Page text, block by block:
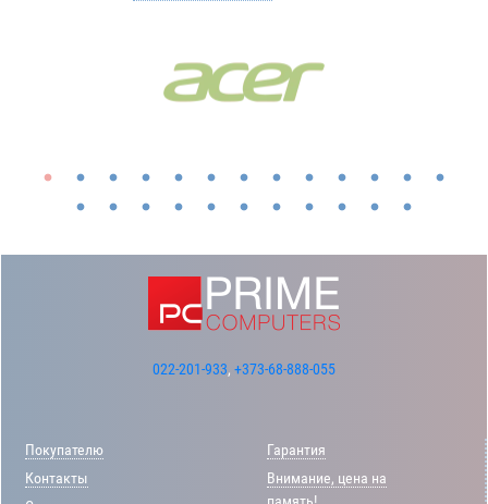
022-201-933, +373-68-888-055
Покупателю
Контакты
Гарантия
Внимание, цена на
память!